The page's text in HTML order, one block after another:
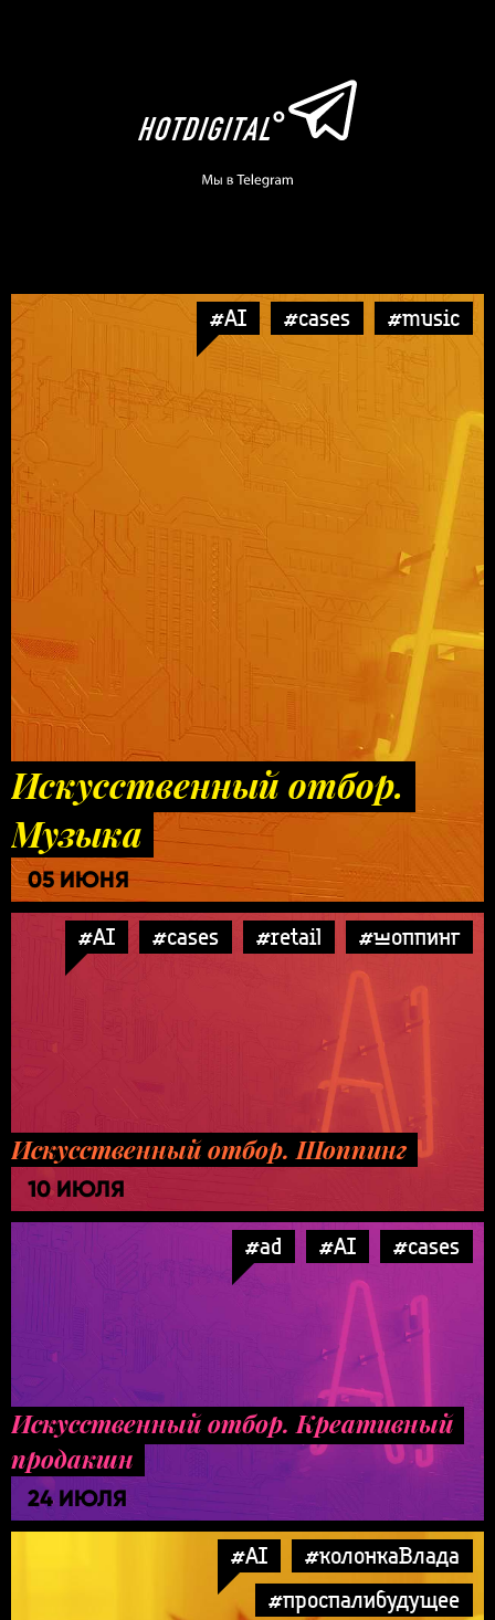
#AI #cases #music
Искусственный отбор.
Музыка
05 ИЮНЯ
#AI #cases #retail #шоппинг
Искусственный отбор. Шоппинг
10 ИЮЛЯ
#ad #AI #cases
Искусственный отбор. Креативный
продакшн
24 ИЮЛЯ
#AI
#колонкаВлада
#проспалибудущее